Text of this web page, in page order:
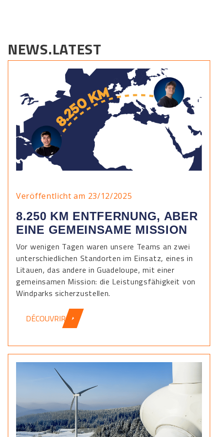
NEWS.LATEST
Veröffentlicht am 23/12/2025
8.250 KM ENTFERNUNG, ABER
EINE GEMEINSAME MISSION
Vor wenigen Tagen waren unsere Teams an zwei
unterschiedlichen Standorten im Einsatz, eines in
Litauen, das andere in Guadeloupe, mit einer
gemeinsamen Mission: die Leistungsfähigkeit von
Windparks sicherzustellen.
DÉCOUVRIR